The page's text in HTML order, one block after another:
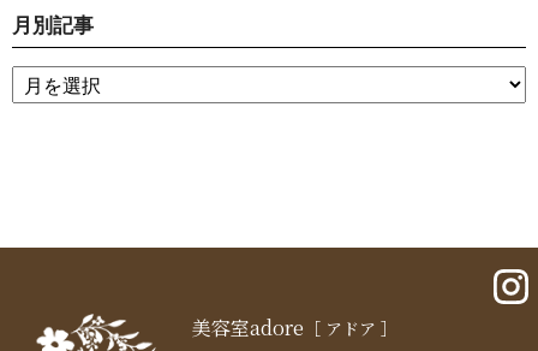
月別記事
美容室adore ［ アドア ］